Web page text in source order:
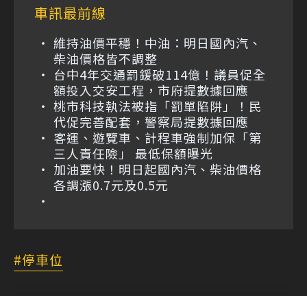
車訊最前線
維持油價平穩！中油：明日國內汽、
柴油價格皆不調整
台中4年交通罰鍰破114億！議員促全
額投入交安工程，市府提數據回應
桃市科技執法被指「罰單陷阱」！民
代促完善配套，警察局提數據回應
客運、遊覽車、計程車強制加保「第
三人責任險」 最低保額曝光
加油要快！明日起國內汽、柴油價格
各調漲0.7元及0.5元
停車位